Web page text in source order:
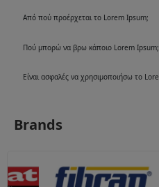
Από πού προέρχεται το Lorem Ipsum;
Πού μπορώ να βρω κάποιο Lorem Ipsum;
Είναι ασφαλές να χρησιμοποιήσω το
Brands